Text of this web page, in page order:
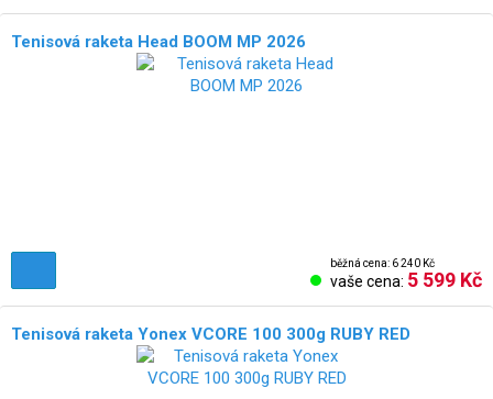
Tenisová raketa Head BOOM MP 2026
běžná cena: 6 240 Kč
vaše cena: 5 599 Kč
Tenisová raketa Yonex VCORE 100 300g RUBY RED